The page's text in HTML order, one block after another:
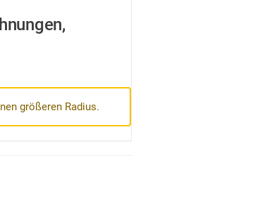
größeren Radius.